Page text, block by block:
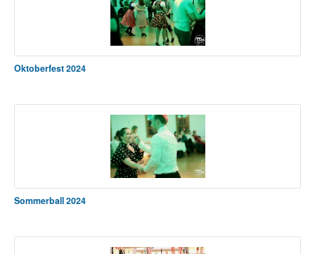
Oktoberfest 2024
Sommerball 2024